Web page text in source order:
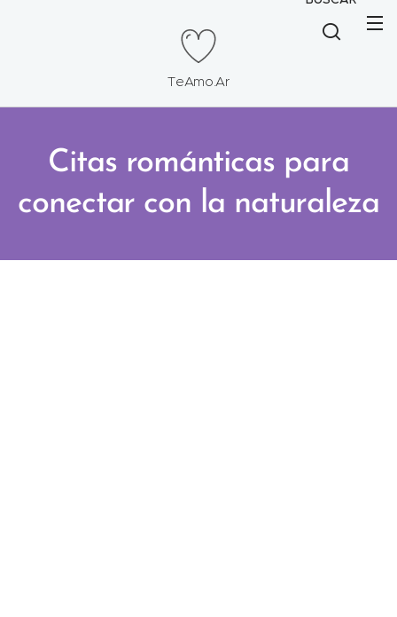
TeAmo.Ar
Citas románticas para
conectar con la naturaleza